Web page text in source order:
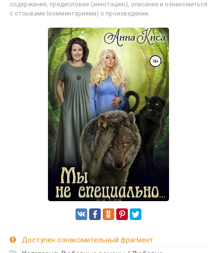
содержание, предисловие (аннотацию), описание и ознакомиться
с отзывами (комментариями) о произведении.
Доступен ознакомительный фрагмент